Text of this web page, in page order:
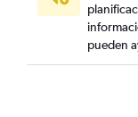
pueden